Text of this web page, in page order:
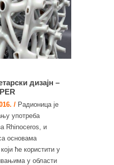
дизајн –
/ Радионица је
употреба
Rhinoceros, и
основама
ће користити у
у области